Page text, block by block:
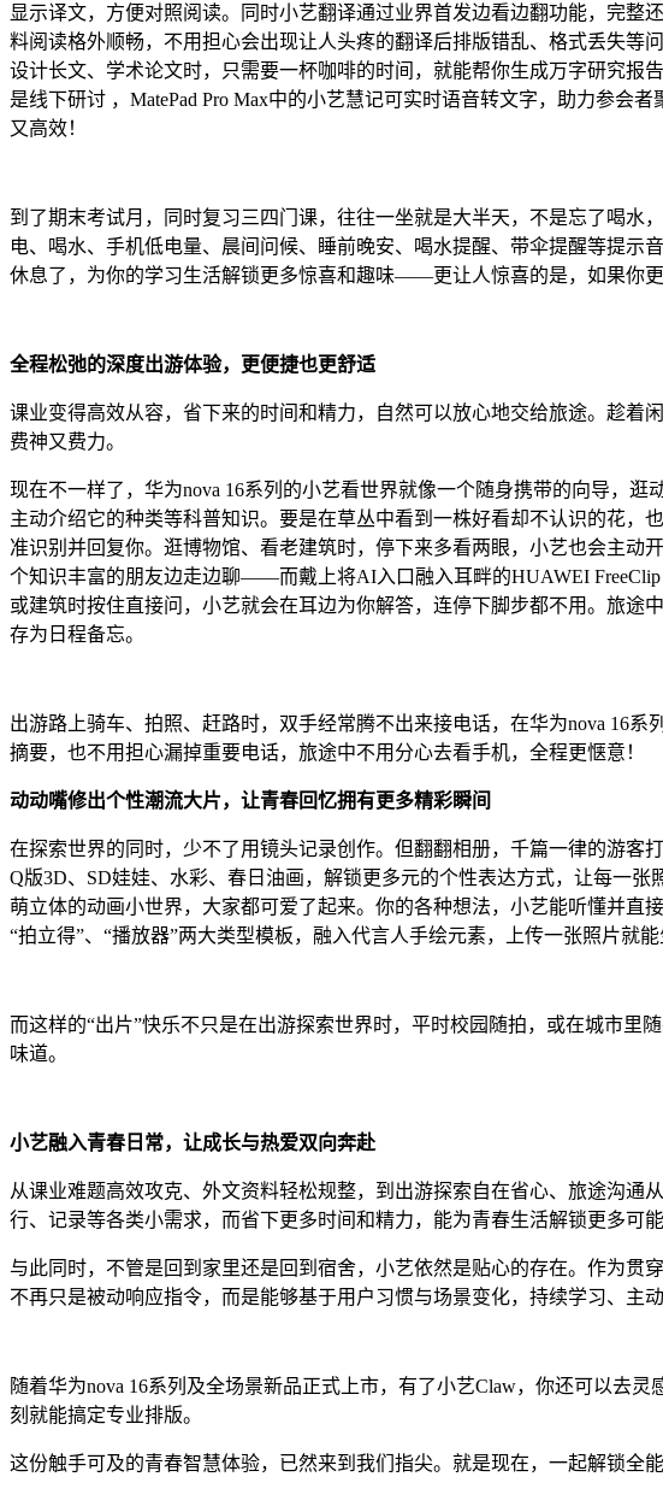
显示译文，方便对照阅读。同时小艺翻译通过业界首发边看边翻功能，完
料阅读格外顺畅，不用担心会出现让人头疼的翻译后排版错乱、格式丢失等
设计长文、学术论文时，只需要一杯咖啡的时间，就能帮你生成万字研究报
是线下研讨 ，MatePad Pro Max中的小艺慧记可实时语音转文字，助力参
又高效！
到了期末考试月，同时复习三四门课，往往一坐就是大半天，不是忘了喝水
电、喝水、手机低电量、晨间问候、睡前晚安、喝水提醒、带伞提醒等提
休息了，为你的学习生活解锁更多惊喜和趣味——更让人惊喜的是，如果你
全程松弛的深度出游体验，更便捷也更舒适
课业变得高效从容，省下来的时间和精力，自然可以放心地交给旅途。趁
费神又费力。
现在不一样了，华为nova 16系列的小艺看世界就像一个随身携带的向导，
主动介绍它的种类等科普知识。要是在草丛中看到一株好看却不认识的花，
准识别并回复你。逛博物馆、看老建筑时，停下来多看两眼，小艺也会主动
个知识丰富的朋友边走边聊——而戴上将AI入口融入耳畔的HUAWEI
或建筑时按住直接问，小艺就会在耳边为你解答，连停下脚步都不用。旅途
存为日程备忘。
出游路上骑车、拍照、赶路时，双手经常腾不出来接电话，在华为nova 16
摘要，也不用担心漏掉重要电话，旅途中不用分心去看手机，全程更惬意！
动动嘴修出个性潮流大片，让青春回忆拥有更多精彩瞬间
在探索世界的同时，少不了用镜头记录创作。但翻翻相册，千篇一律的游客
Q版3D、SD娃娃、水彩、春日油画，解锁更多元的个性表达方式，让每一
萌立体的动画小世界，大家都可爱了起来。你的各种想法，小艺能听懂并直
“拍立得”、“播放器”两大类型模板，融入代言人手绘元素，上传一张照片就
而这样的“出片”快乐不只是在出游探索世界时，平时校园随拍，或在城市
味道。
小艺融入青春日常，让成长与热爱双向奔赴
从课业难题高效攻克、外文资料轻松规整，到出游探索自在省心、旅途沟
行、记录等各类小需求，而省下更多时间和精力，能为青春生活解锁更多可
与此同时，不管是回到家里还是回到宿舍，小艺依然是贴心的存在。作为
不再只是被动响应指令，而是能够基于用户习惯与场景变化，持续学习、主
随着华为nova 16系列及全场景新品正式上市，有了小艺Claw，你还可以去
刻就能搞定专业排版。
这份触手可及的青春智慧体验，已然来到我们指尖。就是现在，一起解锁全